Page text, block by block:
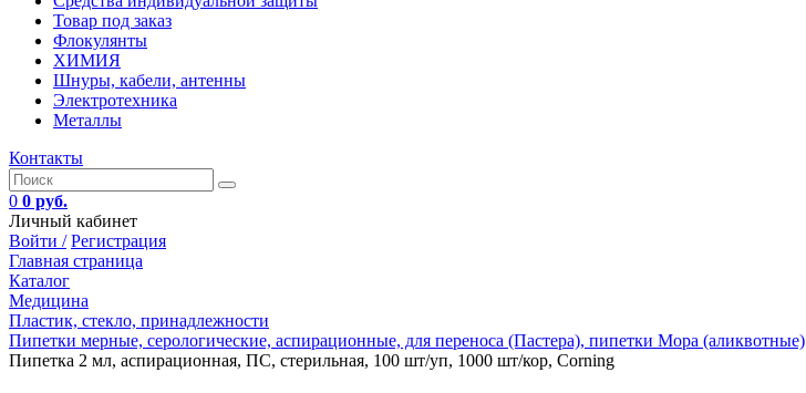
Товар под заказ
Флокулянты
ХИМИЯ
Шнуры, кабели, антенны
Электротехника
Металлы
Контакты
0 0 руб.
Личный кабинет
Войти / Регистрация
Главная страница
Каталог
Медицина
Пластик, стекло, принадлежности
Пипетки мерные, серологические, аспирационные, для переноса (Пастера), пипетки Мора (аликвотные)
Пипетка 2 мл, аспирационная, ПС, стерильная, 100 шт/уп, 1000 шт/кор, Corning